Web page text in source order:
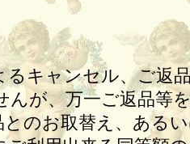
るキャンセル、ご返
んが、万一ご返品等
とのお取替え、ある